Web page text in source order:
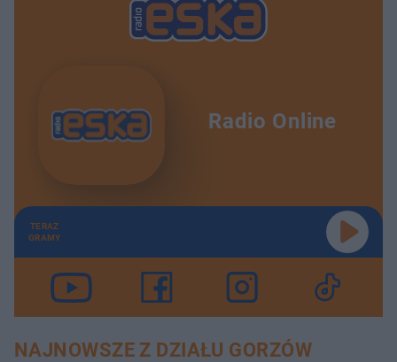
Radio Online
TERAZ
GRAMY
NAJNOWSZE Z DZIAŁU GORZÓW